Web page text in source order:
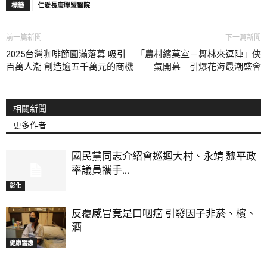
標籤 仁愛長庚聯盟醫院
前一篇新聞
2025台灣咖啡節圓滿落幕 吸引
百萬人潮 創造逾五千萬元的商機
下一篇新聞
「農村繽菓室－舞林來逗陣」俠
氣開幕 引爆花海最潮盛會
相關新聞
更多作者
彰化
國民黨同志介紹會巡迴大村、永靖 魏平政
率議員攜手...
健康醫療
反覆感冒竟是口咽癌 引發因子非菸、檳、
酒